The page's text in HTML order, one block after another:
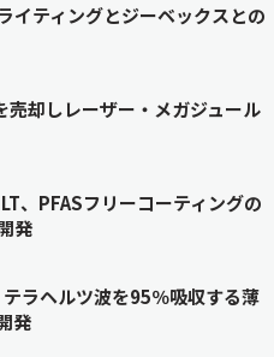
イティングとジーベックスとの
却しレーザー・メガジュール
、PFASフリーコーティングの
発
ラヘルツ波を95％吸収する薄
発